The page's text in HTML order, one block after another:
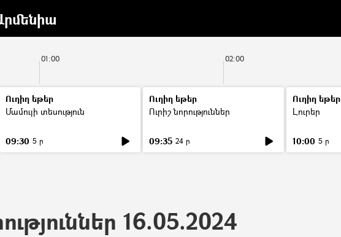
01:00 02:00
Ուղիղ եթեր
Մամուլի տեսություն
09:30 5 ր
Ուղիղ եթեր
Ուրիշ նորություններ
09:35 24 ր
Ուղիղ եթեր
Լուրեր
10:00 5 ր
16.05.2024